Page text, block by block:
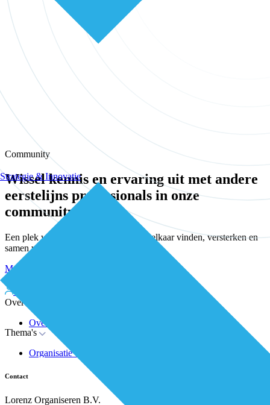
Strategie & Innovatie
Community
Wissel kennis en ervaring uit met andere
eerstelijns professionals in onze
community
Een plek waar eerstelijnsprofessionals elkaar vinden, versterken en
samen verder bouwen aan betere zorg.
Meld je kosteloos aan
Word kosteloos premium member
Over De Eerstelijns
Over ons
Nieuws
Whitepapers
Over BiancAI
Thema's
Organisatie van zorg
Arbeidsmarkt & vakmanschap
RESV en Leerbehoeften
Digitalisering
Contact
Lorenz Organiseren B.V.